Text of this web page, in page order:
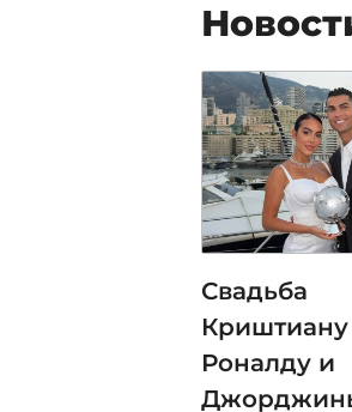
Свадьба
Криштиану
Роналду и